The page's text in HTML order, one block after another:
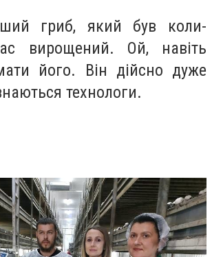
гриб, який був коли-
вирощений. Ой, навіть
його. Він дійсно дуже
технологи.